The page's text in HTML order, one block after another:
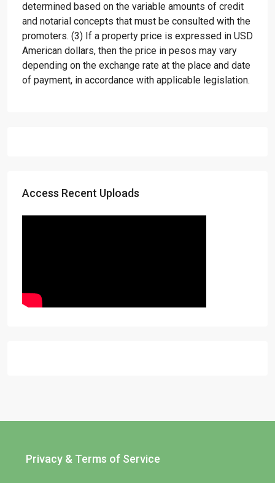
determined based on the variable amounts of credit
and notarial concepts that must be consulted with the
promoters. (3) If a property price is expressed in USD
American dollars, then the price in pesos may vary
depending on the exchange rate at the place and date
of payment, in accordance with applicable legislation.
Access Recent Uploads
Privacy & Terms of Service